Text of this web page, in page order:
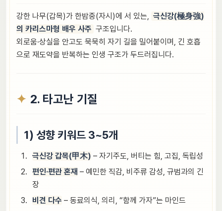
강한 나무(갑목)가 한밤중(자시)에 서 있는, 극신강(極身強)
의 카리스마형 배우 사주 구조입니다.
외로움·상실을 안고도 묵묵히 자기 길을 밀어붙이며, 긴 호흡
으로 재도약을 반복하는 인생 구조가 두드러집니다.
2. 타고난 기질
1) 성향 키워드 3~5개
극신강 갑목(甲木) – 자기주도, 버티는 힘, 고집, 독립성
편인·편관 혼재 – 예민한 직감, 비주류 감성, 규범과의 긴
장
비견 다수 – 동료의식, 의리, “함께 가자”는 마인드